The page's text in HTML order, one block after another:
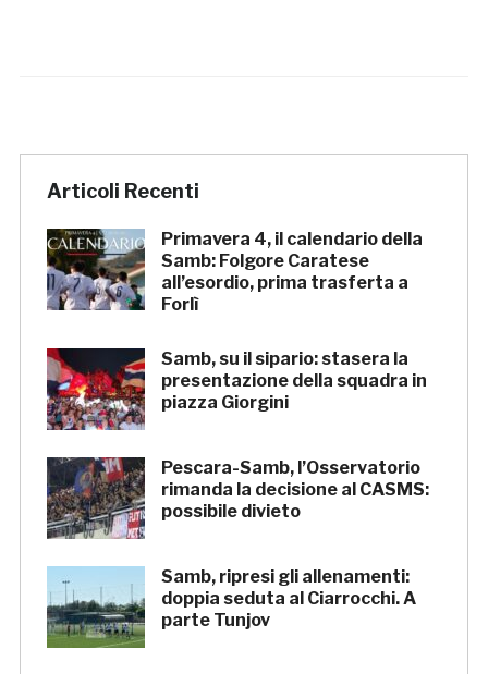
Articoli Recenti
Primavera 4, il calendario della
Samb: Folgore Caratese
all’esordio, prima trasferta a
Forlì
Samb, su il sipario: stasera la
presentazione della squadra in
piazza Giorgini
Pescara-Samb, l’Osservatorio
rimanda la decisione al CASMS:
possibile divieto
Samb, ripresi gli allenamenti:
doppia seduta al Ciarrocchi. A
parte Tunjov